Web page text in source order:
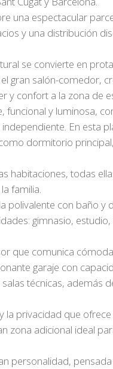
una espectacular
y una distribución
se convierte en
gran salón-comedor,
y confort a la zona de
funcional y luminosa,
En esta
dormitorio
habitaciones, todas
familia.
polivalente con baño y
gimnasio,
que comunica
garaje con
técnicas, además
la privacidad que
zona adicional ideal
personalidad,